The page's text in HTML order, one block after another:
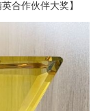
合作伙伴大奖】